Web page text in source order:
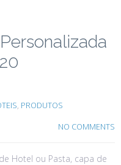
, PRODUTOS
NO COMMENTS
Hotel ou Pasta, capa de